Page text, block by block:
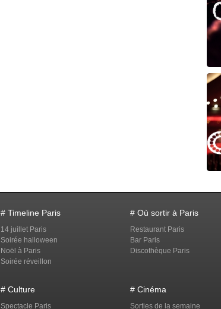
# Timeline Paris
14 juillet Paris
Soirée halloween
Noël à Paris
Soirée réveillon
# Où sortir à Paris
Restaurant Paris
Bar Paris
Discothèque Paris
# Culture
Spectacle Paris
# Cinéma
Sorties de la semaine